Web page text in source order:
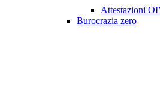
Attestazioni
Burocrazia zero